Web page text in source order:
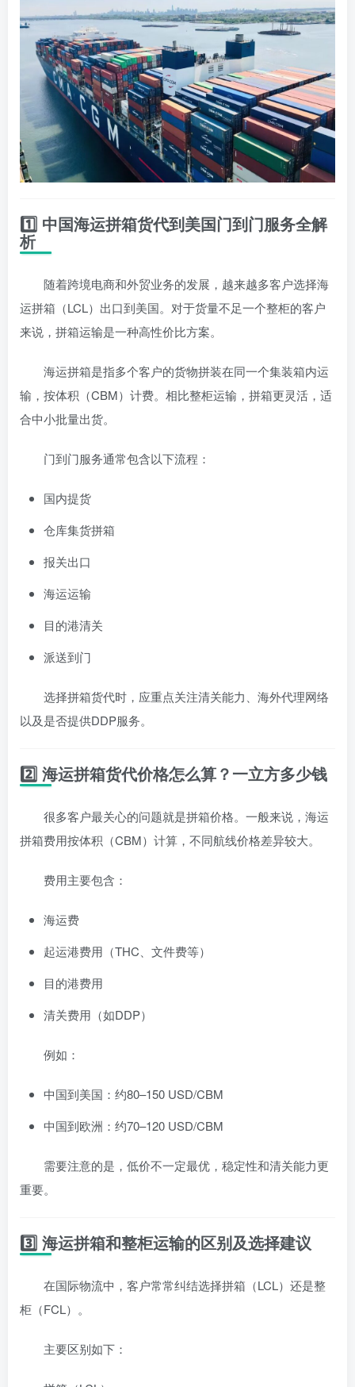
1️⃣ 中国海运拼箱货代到美国门到门服务全解
析
随着跨境电商和外贸业务的发展，越来越多客户选择海
运拼箱（LCL）出口到美国。对于货量不足一个整柜的客户
来说，拼箱运输是一种高性价比方案。
海运拼箱是指多个客户的货物拼装在同一个集装箱内运
输，按体积（CBM）计费。相比整柜运输，拼箱更灵活，适
合中小批量出货。
门到门服务通常包含以下流程：
国内提货
仓库集货拼箱
报关出口
海运运输
目的港清关
派送到门
选择拼箱货代时，应重点关注清关能力、海外代理网络
以及是否提供DDP服务。
2️⃣ 海运拼箱货代价格怎么算？一立方多少钱
很多客户最关心的问题就是拼箱价格。一般来说，海运
拼箱费用按体积（CBM）计算，不同航线价格差异较大。
费用主要包含：
海运费
起运港费用（THC、文件费等）
目的港费用
清关费用（如DDP）
例如：
中国到美国：约80–150 USD/CBM
中国到欧洲：约70–120 USD/CBM
需要注意的是，低价不一定最优，稳定性和清关能力更
重要。
3️⃣ 海运拼箱和整柜运输的区别及选择建议
在国际物流中，客户常常纠结选择拼箱（LCL）还是整
柜（FCL）。
主要区别如下：